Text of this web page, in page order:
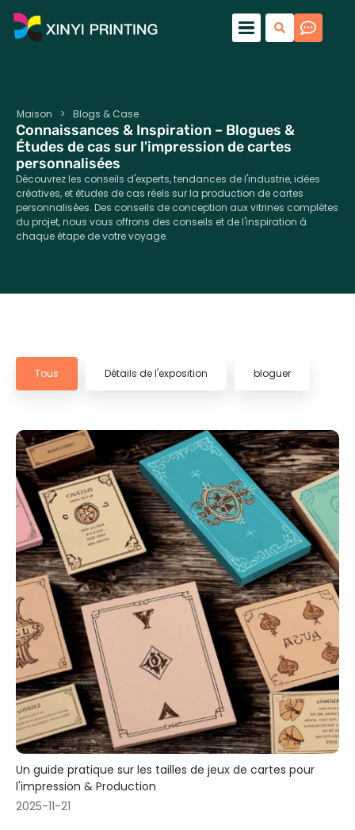
Maison > Blogs & Case
Connaissances & Inspiration – Blogues &
Études de cas sur l'impression de cartes
personnalisées
Découvrez les conseils d'experts, tendances de l'industrie, idées
créatives, et études de cas réels sur la production de cartes
personnalisées. Des conseils de conception aux vitrines complètes
du projet, nous vous offrons des conseils et de l'inspiration à
chaque étape de votre voyage.
Tous Détails de l'exposition bloguer
Un guide pratique sur les tailles de jeux de cartes pour
l'impression & Production
2025-11-21